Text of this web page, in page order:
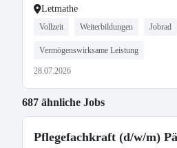
Letmathe
Vollzeit Weiterbildungen Jobrad
Vermögenswirksame Leistung
28.07.2026
687 ähnliche Jobs
Pflegefachkraft (d/w/m)